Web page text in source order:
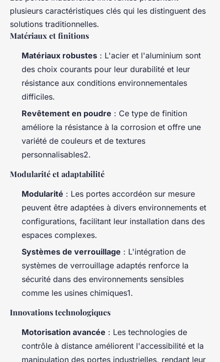
plusieurs caractéristiques clés qui les distinguent des
solutions traditionnelles.
Matériaux et finitions
Matériaux robustes : L'acier et l'aluminium sont
des choix courants pour leur durabilité et leur
résistance aux conditions environnementales
difficiles.
Revêtement en poudre : Ce type de finition
améliore la résistance à la corrosion et offre une
variété de couleurs et de textures
personnalisables2.
Modularité et adaptabilité
Modularité : Les portes accordéon sur mesure
peuvent être adaptées à divers environnements et
configurations, facilitant leur installation dans des
espaces complexes.
Systèmes de verrouillage : L'intégration de
systèmes de verrouillage adaptés renforce la
sécurité dans des environnements sensibles
comme les usines chimiques1.
Innovations technologiques
Motorisation avancée : Les technologies de
contrôle à distance améliorent l'accessibilité et la
manipulation des portes industrielles, rendant leur